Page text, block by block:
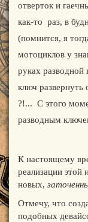
отверток и
как-то раз, в
(помнится, я
мотоциклов у
руках разводной
ключ развернуть
?!... С этого
разводным
К настоящему
реализации этой
новых,
Отмечу, что
подобных